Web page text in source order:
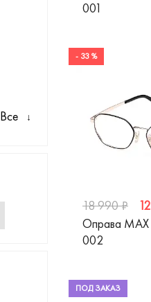
Все
001
- 33 %
18 990 ₽
Оправа
002
ПОД ЗАКАЗ